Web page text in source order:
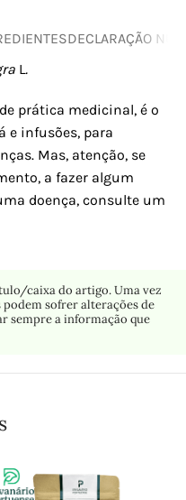
DECLARAÇÃO
L.
prática medicinal, é o
e infusões, para
Mas, atenção, se
a fazer algum
doença, consulte um
caixa do artigo. Uma vez
sofrer alterações de
sempre a informação que